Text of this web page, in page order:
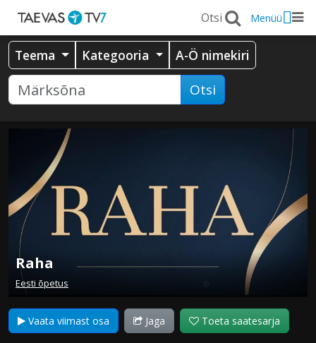
Menüü
Teema Kategooria A-Ö nimekiri
Otsi
Raha
Eesti õpetus
Vaata viimast osa Jaga Toeta saatesarja